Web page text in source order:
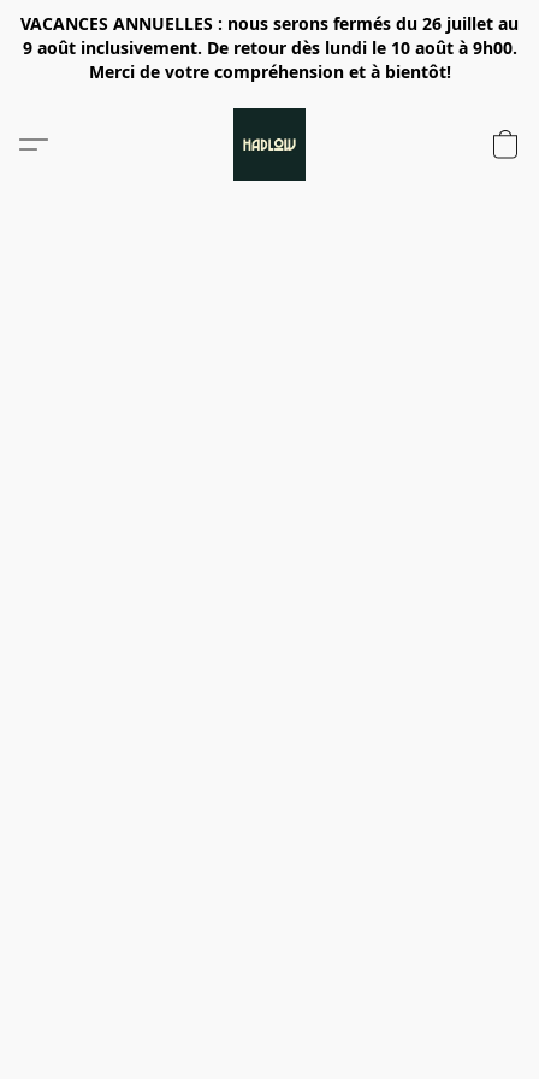
VACANCES ANNUELLES : nous serons fermés du 26 juillet au
9 août inclusivement. De retour dès lundi le 10 août à 9h00.
Merci de votre compréhension et à bientôt!